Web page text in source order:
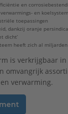
en
en
toepassingen
dankzij oranje
dicht’
heeft zich al
is verkrijgbaar
omvangrijk
verwarming.